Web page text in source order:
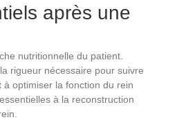
après une
nutritionnelle du patient.
rigueur nécessaire pour suivre
à optimiser la fonction du rein
, essentielles à la reconstruction